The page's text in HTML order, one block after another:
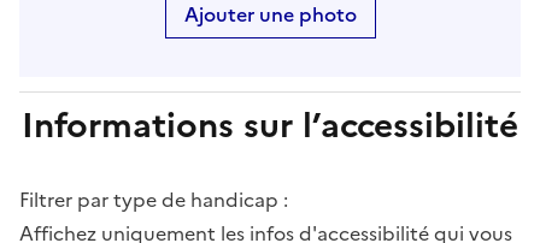
Ajouter une photo
Informations sur l’accessibilité
Filtrer par type de handicap :
Affichez uniquement les infos d'accessibilité qui vous